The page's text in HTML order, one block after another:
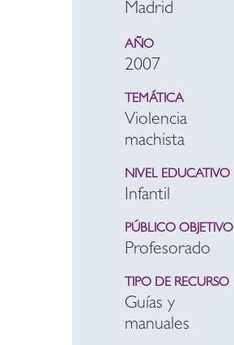
Madrid
AÑO
2007
TEMÁTICA
Violencia
machista
NIVEL EDUCATIVO
Infantil
PÚBLICO OBJETIVO
Profesorado
TIPO DE RECURSO
Guías y
manuales